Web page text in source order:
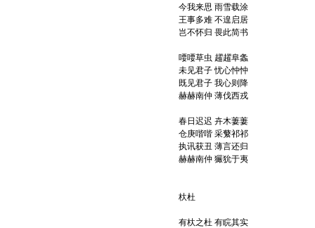
今我来思 雨雪载涂
王事多难 不遑启居
岂不怀归 畏此简书
喓喓草虫 趯趯阜螽
未见君子 忧心忡忡
既见君子 我心则降
赫赫南仲 薄伐西戎
春日迟迟 卉木萋萋
仓庚喈喈 采蘩祁祁
执讯获丑 薄言还归
赫赫南仲 玁狁于夷
杕杜
有杕之杜 有睆其实